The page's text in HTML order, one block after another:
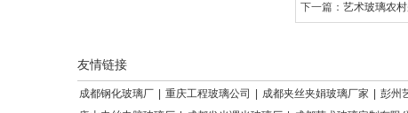
下一篇： 艺术玻璃农
友情链接
成都钢化玻璃厂 重庆工程玻璃公司 成都夹丝夹娟玻璃厂家 彭州